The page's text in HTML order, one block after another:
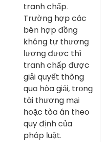
tranh chấp.
Trường hợp các
bên hợp đồng
không tự thương
lượng được thì
tranh chấp được
giải quyết thông
qua hòa giải, trọng
tài thương mại
hoặc tòa án theo
quy định của
pháp luật.